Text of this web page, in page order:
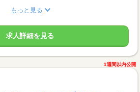
もっと見る
求人詳細を見る
1週間以内公開